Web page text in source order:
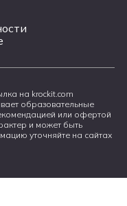
на krockit.com
образовательные
или офертой
и может быть
уточняйте на сайтах